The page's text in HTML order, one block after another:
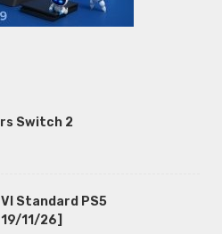
Switch 2
VI Standard PS5
19/11/26]